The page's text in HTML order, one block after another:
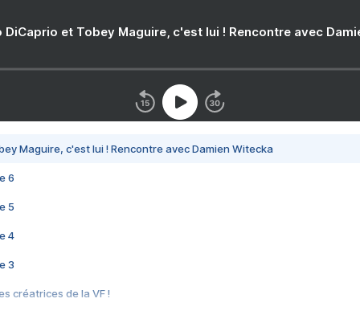
DiCaprio et Tobey Maguire, c'est lui ! Rencontre avec
Maguire, c'est lui ! Rencontre avec Damien Witecka
6
5
4
3
créatrices de la VF !